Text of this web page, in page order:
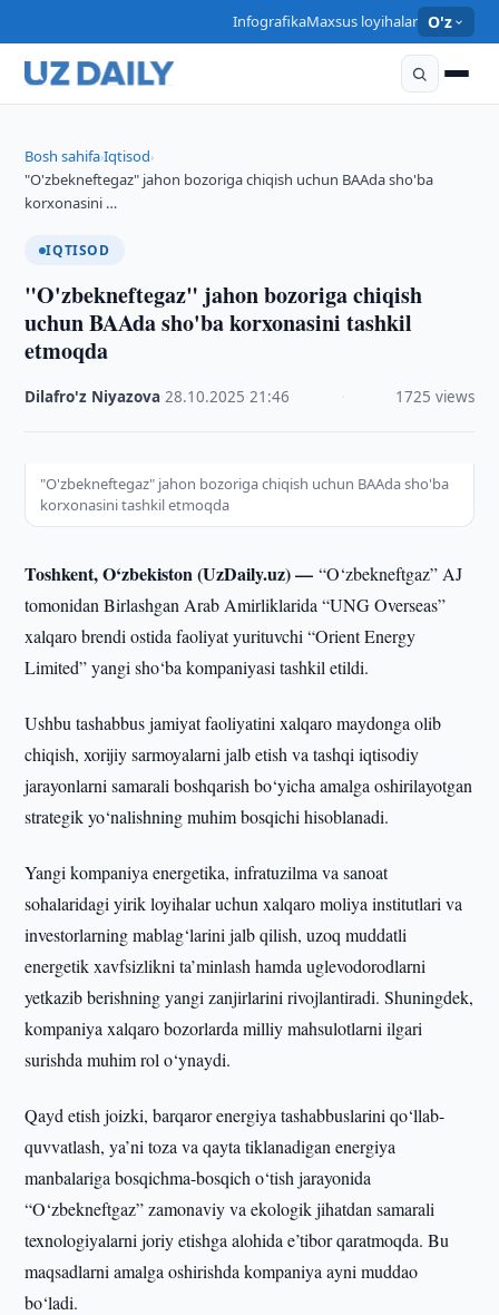
InfografikaMaxsus loyihalar O'z
Bosh sahifa›Iqtisod›
"O'zbekneftegaz" jahon bozoriga chiqish uchun BAAda sho'ba
korxonasini …
IQTISOD
"O'zbekneftegaz" jahon bozoriga chiqish
uchun BAAda sho'ba korxonasini tashkil
etmoqda
Dilafro'z Niyazova ·28.10.2025 ·21:46 1725 views
"O'zbekneftegaz" jahon bozoriga chiqish uchun BAAda sho'ba
korxonasini tashkil etmoqda
Toshkent, O‘zbekiston (UzDaily.uz) —“O‘zbekneftgaz” AJ
tomonidan Birlashgan Arab Amirliklarida “UNG Overseas”
xalqaro brendi ostida faoliyat yurituvchi “Orient Energy
Limited” yangi sho‘ba kompaniyasi tashkil etildi.
Ushbu tashabbus jamiyat faoliyatini xalqaro maydonga olib
chiqish, xorijiy sarmoyalarni jalb etish va tashqi iqtisodiy
jarayonlarni samarali boshqarish bo‘yicha amalga oshirilayotgan
strategik yo‘nalishning muhim bosqichi hisoblanadi.
Yangi kompaniya energetika, infratuzilma va sanoat
sohalaridagi yirik loyihalar uchun xalqaro moliya institutlari va
investorlarning mablag‘larini jalb qilish, uzoq muddatli
energetik xavfsizlikni ta’minlash hamda uglevodorodlarni
yetkazib berishning yangi zanjirlarini rivojlantiradi. Shuningdek,
kompaniya xalqaro bozorlarda milliy mahsulotlarni ilgari
surishda muhim rol o‘ynaydi.
Qayd etish joizki, barqaror energiya tashabbuslarini qo‘llab-
quvvatlash, ya’ni toza va qayta tiklanadigan energiya
manbalariga bosqichma-bosqich o‘tish jarayonida
“O‘zbekneftgaz” zamonaviy va ekologik jihatdan samarali
texnologiyalarni joriy etishga alohida e’tibor qaratmoqda. Bu
maqsadlarni amalga oshirishda kompaniya ayni muddao
bo‘ladi.